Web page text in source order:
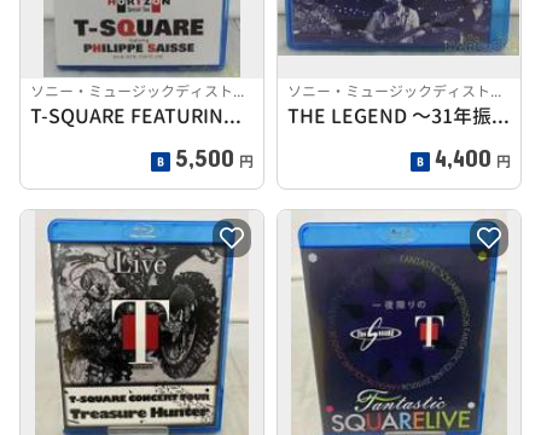
ソニー・ミュージックディストリビューション
T-SQUARE FEATURING PHILIPPE SA
5,500 円
ソニー・ミュージックディストリビューション
THE LEGEND ～31年振りのザ・スクエア@横浜ライブ
4,400 円